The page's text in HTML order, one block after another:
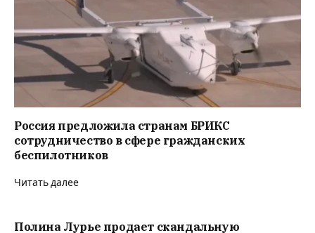
Россия предложила странам БРИКС
сотрудничество в сфере гражданских
беспилотников
Читать далее
Полина Лурье продает скандальную